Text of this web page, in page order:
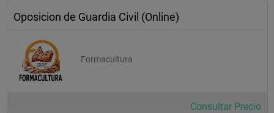
Oposicion de Guardia Civil (Online)
Formacultura
Consultar Precio